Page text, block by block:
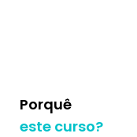
Porquê
este curso?